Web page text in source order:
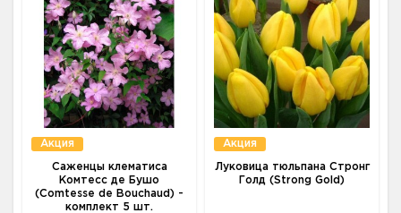
Акция
Саженцы клематиса
Комтесс де Бушо
(Comtesse de Bouchaud) -
комплект 5 шт.
Акция
Луковица тюльпана Стронг
Голд (Strong Gold)